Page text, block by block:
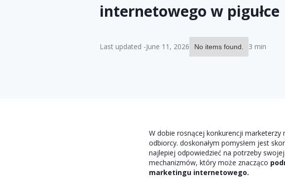
internetowego w pigułce
Last updated -June 11, 2026 No items found. 3 min
W dobie rosnącej konkurencji
odbiorcy. doskonałym pomysłem jest
najlepiej odpowiedzieć na potrzeby
mechanizmów, który może znacząco
marketingu internetowego.